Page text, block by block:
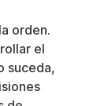
orden.
el
suceda,